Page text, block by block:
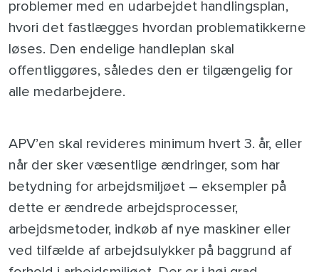
problemer med en udarbejdet handlingsplan,
hvori det fastlægges hvordan problematikkerne
løses. Den endelige handleplan skal
offentliggøres, således den er tilgængelig for
alle medarbejdere.
APV’en skal revideres minimum hvert 3. år, eller
når der sker væsentlige ændringer, som har
betydning for arbejdsmiljøet – eksempler på
dette er ændrede arbejdsprocesser,
arbejdsmetoder, indkøb af nye maskiner eller
ved tilfælde af arbejdsulykker på baggrund af